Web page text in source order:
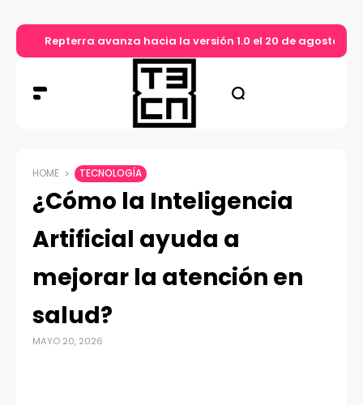
Repterra avanza hacia la versión 1.0 el 20 de agosto
HOME TECNOLOGÍA
¿Cómo la Inteligencia
Artificial ayuda a
mejorar la atención en
salud?
MAYO 20, 2026